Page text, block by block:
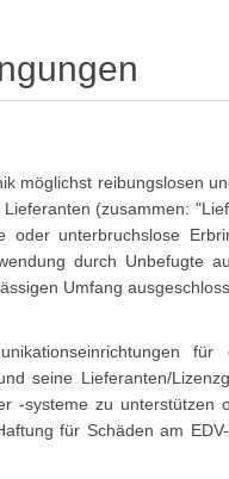
möglichst reibungslosen
(zusammen:
unterbruchslose
durch Unbefugte
Umfang
für
seine Lieferanten/
-systeme zu unterstützen
für Schäden am